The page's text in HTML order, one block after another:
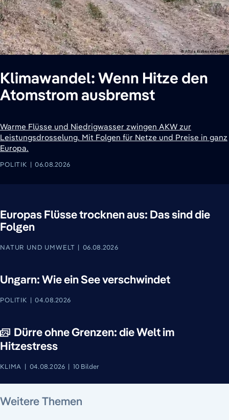
Klimawandel: Wenn Hitze den
Atomstrom ausbremst
Warme Flüsse und Niedrigwasser zwingen AKW zur
Leistungsdrosselung. Mit Folgen für Netze und Preise in ganz
Europa.
POLITIK 06.08.2026
Europas Flüsse trocknen aus: Das sind die
Folgen
NATUR UND UMWELT 06.08.2026
Ungarn: Wie ein See verschwindet
POLITIK 04.08.2026
Dürre ohne Grenzen: die Welt im
Hitzestress
KLIMA 04.08.2026 10 Bilder
Weitere Themen
6. August 2026
5. August 2026
5. August 2026
5. August 2026
5. August 2026
5. August 2026